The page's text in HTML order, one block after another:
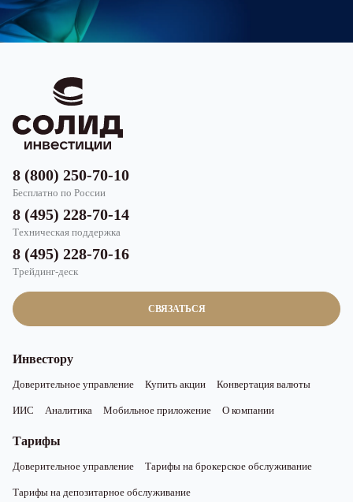
СВЯЗАТЬСЯ
8 (800) 250-70-10
Бесплатно по России
8 (495) 228-70-14
Техническая поддержка
8 (495) 228-70-16
Трейдинг-деск
Инвестору
Доверительное управление Купить акции Конвертация валюты
ИИС Аналитика Мобильное приложение О компании
Тарифы
Доверительное управление Тарифы на брокерское обслуживание
Тарифы на депозитарное обслуживание